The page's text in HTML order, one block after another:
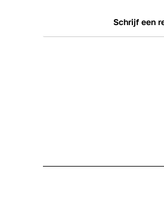
Schrijf een